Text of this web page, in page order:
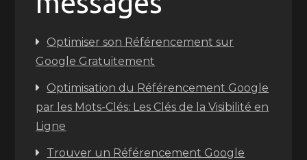
Optimiser son Référencement sur
Google Gratuitement
Optimisation du Référencement Google
par les Mots-Clés: Les Clés de la Visibilité en
Ligne
Trouver un Référencement Google